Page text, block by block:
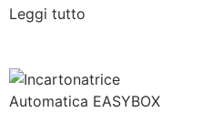
Leggi tutto